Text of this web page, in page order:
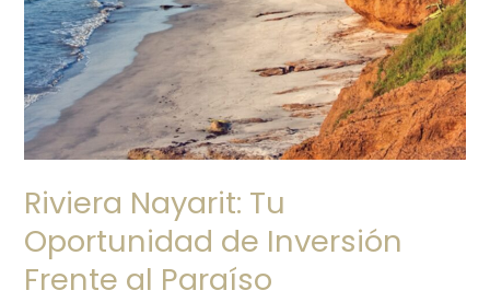
Riviera Nayarit: Tu
Oportunidad de Inversión
Frente al Paraíso